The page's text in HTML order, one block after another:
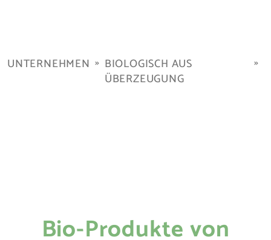
UNTERNEHMEN
BIOLOGISCH AUS
ÜBERZEUGUNG
Bio-Produkte von